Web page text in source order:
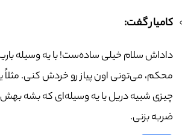
کامیار گفت:
داداش سلام خیلی ساده‌ست! با یه وسیله
محکم، می‌تونی اون پیاز رو خردش کنی. مثلاً
چیزی شبیه دریل یا یه وسیله‌ای که بشه بهش
ضربه بزنی.